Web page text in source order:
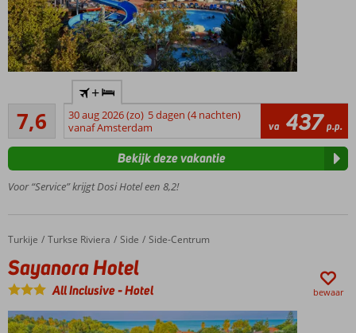
shuttleservice
naar het
strand
2
en een
waterglijbaan
Goede prijs-
familiehotel
7,6
Goed
68
beoordelingen
+
30 aug 2026 (zo) 5 dagen (4 nachten)
vanaf Amsterdam
va 437 p.p.
Voor “Service” krijgt Dosi Hotel een 8,2!
Bekijk deze vakantie
Home
Turkije Turkse Riviera Side Side-Centrum
Sayanora Hotel
Sayanora Hotel
All Inclusive-Hotel bewaar